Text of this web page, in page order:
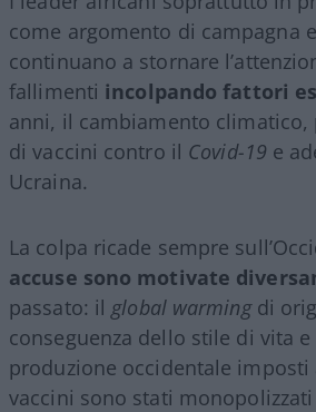
come argomento di campagna
continuano a stornare
fallimenti incolpando fattori
anni, il cambiamento climatico,
di vaccini contro il Covid-19 e
Ucraina.
La colpa ricade sempre
accuse sono motivate
passato: il global warmingdi
conseguenza dello stile di vita
produzione occidentale imposti
vaccini sono stati